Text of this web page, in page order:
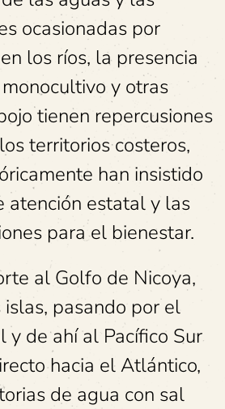
ocasionadas por
los ríos, la presencia
y otras
tienen repercusiones
territorios costeros,
han insistido
atención estatal y las
para el bienestar.
al Golfo de Nicoya,
pasando por el
y de ahí al Pacífico Sur
hacia el Atlántico,
de agua con sal